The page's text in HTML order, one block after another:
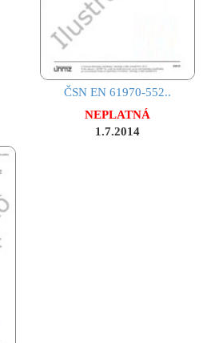
ČSN EN 61970-552..
NEPLATNÁ
1.7.2014